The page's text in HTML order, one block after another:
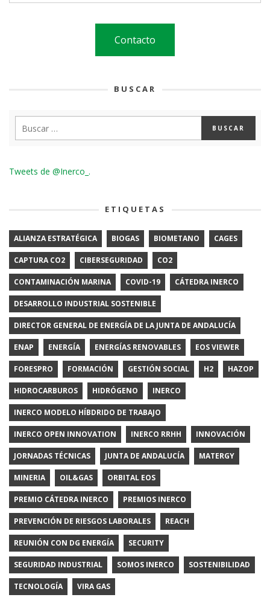
Contacto
BUSCAR
Tweets de @Inerco_.
ETIQUETAS
ALIANZA ESTRATÉGICA BIOGAS BIOMETANO CAGES
CAPTURA CO2 CIBERSEGURIDAD CO2
CONTAMINACIÓN MARINA COVID-19 CÁTEDRA INERCO
DESARROLLO INDUSTRIAL SOSTENIBLE
DIRECTOR GENERAL DE ENERGÍA DE LA JUNTA DE ANDALUCÍA
ENAP ENERGÍA ENERGÍAS RENOVABLES EOS VIEWER
FORESPRO FORMACIÓN GESTIÓN SOCIAL H2 HAZOP
HIDROCARBUROS HIDRÓGENO INERCO
INERCO MODELO HÍBDRIDO DE TRABAJO
INERCO OPEN INNOVATION INERCO RRHH INNOVACIÓN
JORNADAS TÉCNICAS JUNTA DE ANDALUCÍA MATERGY
MINERIA OIL&GAS ORBITAL EOS
PREMIO CÁTEDRA INERCO PREMIOS INERCO
PREVENCIÓN DE RIESGOS LABORALES REACH
REUNIÓN CON DG ENERGÍA SECURITY
SEGURIDAD INDUSTRIAL SOMOS INERCO SOSTENIBILIDAD
TECNOLOGÍA VIRA GAS